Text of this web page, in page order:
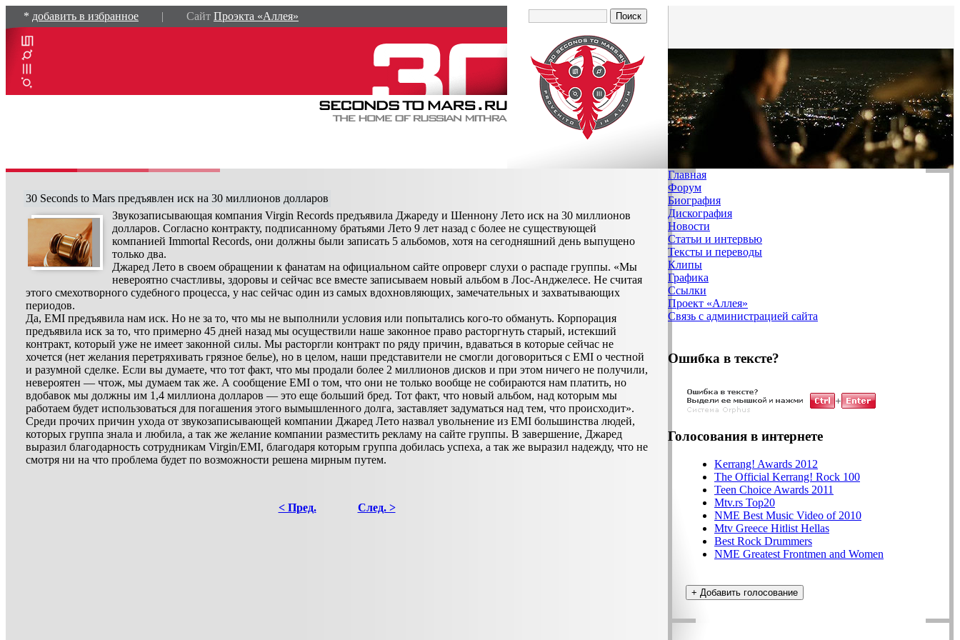
* добавить в избранное | Сайт Проэкта «Аллея»
30 Seconds to Mars предъявлен иск на 30 миллионов долларов
Звукозаписывающая компания Virgin Records предъявила Джареду и Шеннону Лето иск на 30 миллионов
долларов. Согласно контракту, подписанному братьями Лето 9 лет назад с более не существующей
компанией Immortal Records, они должны были записать 5 альбомов, хотя на сегодняшний день выпущено
только два.
Джаред Лето в своем обращении к фанатам на официальном сайте опроверг слухи о распаде группы. «Мы
невероятно счастливы, здоровы и сейчас все вместе записываем новый альбом в Лос-Анджелесе. Не считая
этого смехотворного судебного процесса, у нас сейчас один из самых вдохновляющих, замечательных и захватывающих
периодов.
Да, EMI предъявила нам иск. Но не за то, что мы не выполнили условия или попытались кого-то обмануть. Корпорация
предъявила иск за то, что примерно 45 дней назад мы осуществили наше законное право расторгнуть старый, истекший
контракт, который уже не имеет законной силы. Мы расторгли контракт по ряду причин, вдаваться в которые сейчас не
хочется (нет желания перетряхивать грязное белье), но в целом, наши представители не смогли договориться с EMI о честной
и разумной сделке. Если вы думаете, что тот факт, что мы продали более 2 миллионов дисков и при этом ничего не получили,
невероятен — чтож, мы думаем так же. А сообщение EMI о том, что они не только вообще не собираются нам платить, но
вдобавок мы должны им 1,4 миллиона долларов — это еще больший бред. Тот факт, что новый альбом, над которым мы
работаем будет использоваться для погашения этого вымышленного долга, заставляет задуматься над тем, что происходит».
Среди прочих причин ухода от звукозаписывающей компании Джаред Лето назвал увольнение из EMI большинства людей,
которых группа знала и любила, а так же желание компании разместить рекламу на сайте группы. В завершение, Джаред
выразил благодарность сотрудникам Virgin/EMI, благодаря которым группа добилась успеха, а так же выразил надежду, что не
смотря ни на что проблема будет по возможности решена мирным путем.
< Пред. След. >
Главная
Форум
Биография
Дискография
Новости
Статьи и интервью
Тексты и переводы
Клипы
Графика
Ссылки
Проект «Аллея»
Связь с администрацией сайта
Ошибка в тексте?
Голосования в интернете
Kerrang! Awards 2012
The Official Kerrang! Rock 100
Teen Choice Awards 2011
Mtv.rs Top20
NME Best Music Video of 2010
Mtv Greece Hitlist Hellas
Best Rock Drummers
NME Greatest Frontmen and Women